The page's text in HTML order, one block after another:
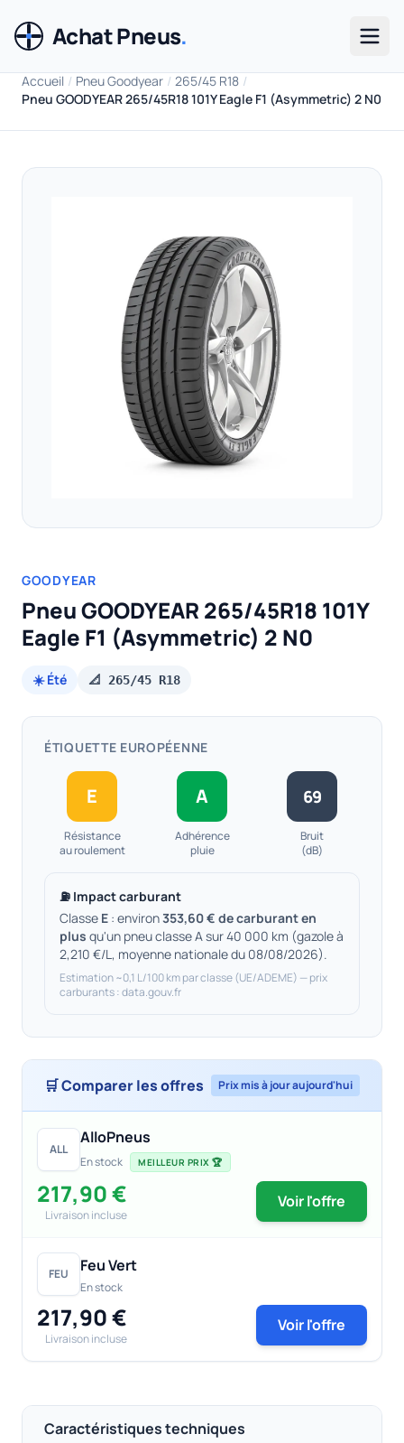
Achat Pneus.
Accueil / Pneu Goodyear / 265/45 R18 /
Pneu GOODYEAR 265/45R18 101Y Eagle F1 (Asymmetric) 2 N0
GOODYEAR
Pneu GOODYEAR 265/45R18 101Y
Eagle F1 (Asymmetric) 2 N0
☀️ Été 📐 265/45 R18
ÉTIQUETTE EUROPÉENNE
E
Résistance
au roulement
A
Adhérence
pluie
69
Bruit
(dB)
⛽ Impact carburant
Classe E : environ353,60 € de carburant en
plus qu'un pneu classe A sur 40 000 km (gazole à
2,210 €/L, moyenne nationale du 08/08/2026).
Estimation ~0,1 L/100 km par classe (UE/ADEME) — prix
carburants : data.gouv.fr
🛒 Comparer les offres Prix mis à jour aujourd'hui
ALL
AlloPneus
En stock MEILLEUR PRIX 🏆
217,90 €
Livraison incluse
Voir l'offre
FEU Feu Vert
En stock
217,90 €
Livraison incluse
Voir l'offre
Caractéristiques techniques